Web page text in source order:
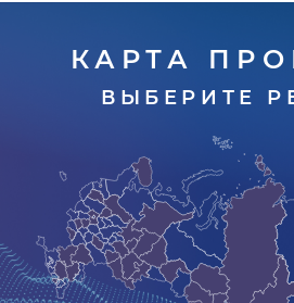
КАРТА
ВЫБЕРИТЕ